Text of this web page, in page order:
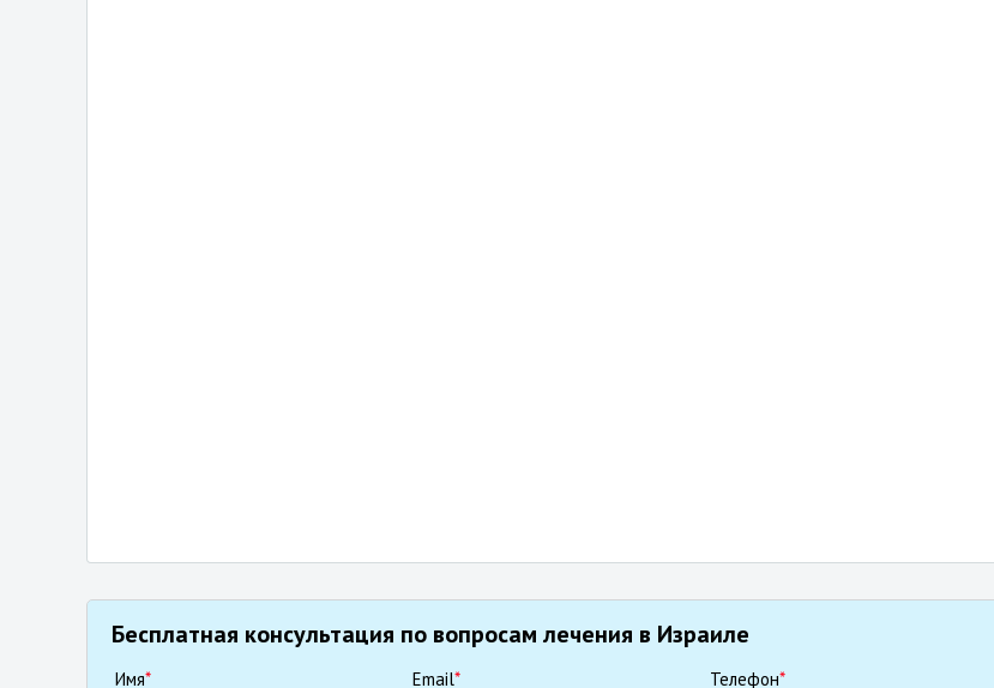
Бесплатная консультация по вопросам лечения в Израиле
Имя* Email* Телефон*